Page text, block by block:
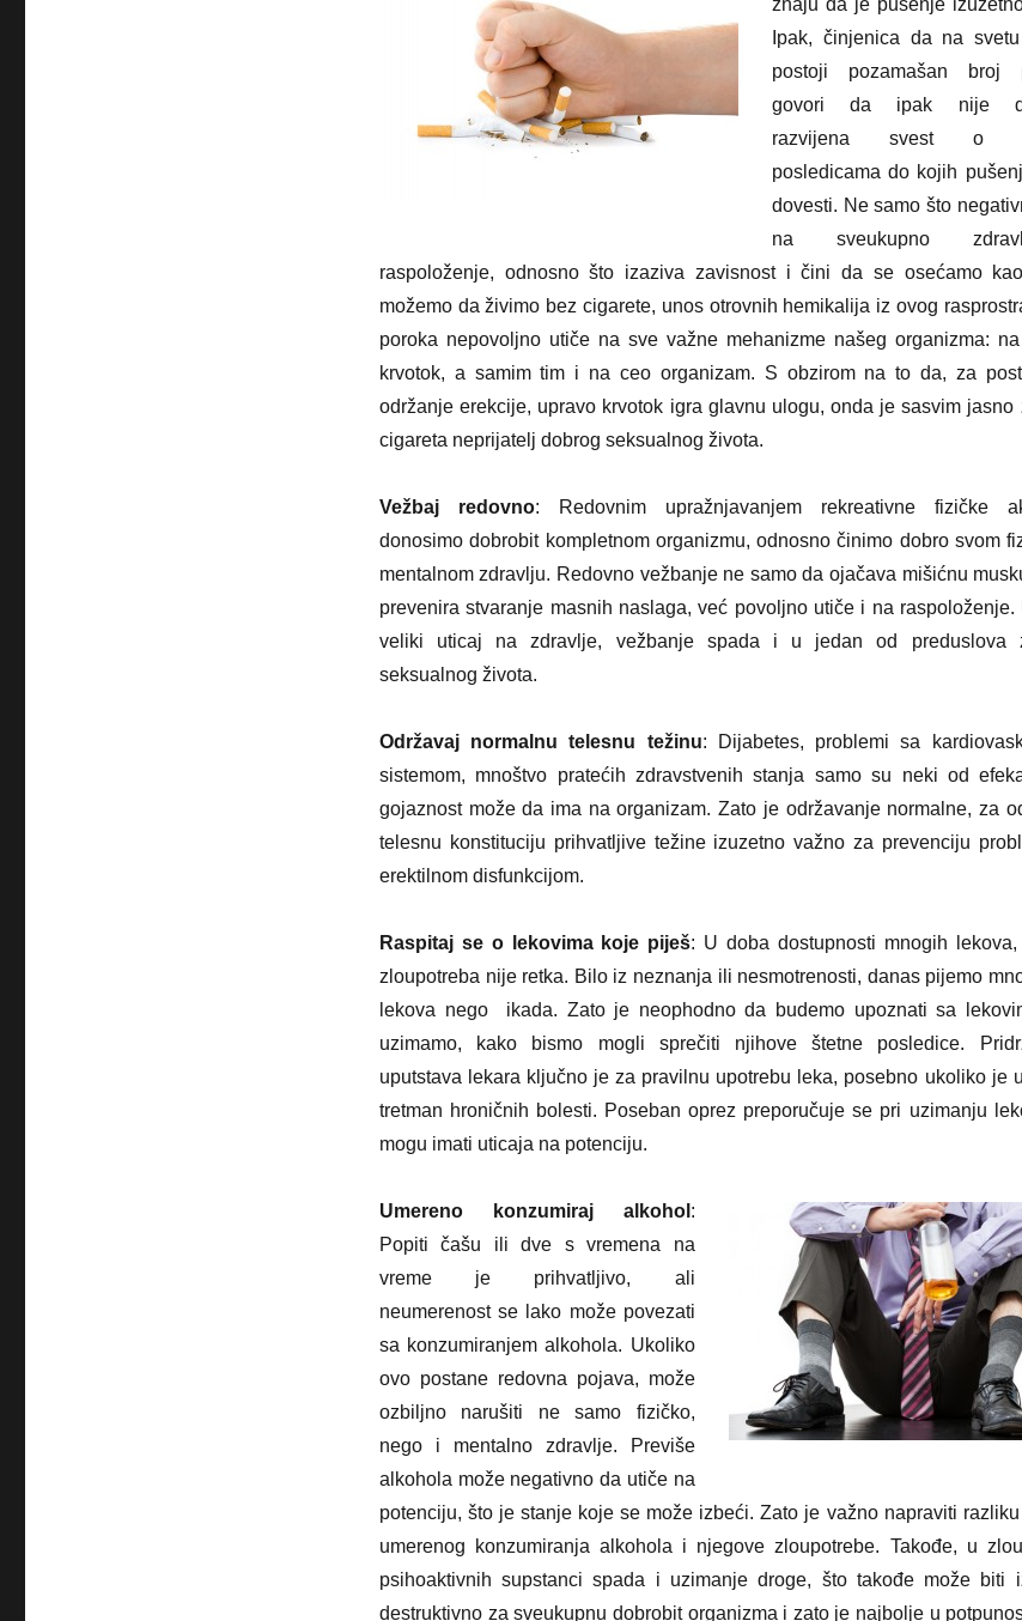
znaju da je pušenje
Ipak, činjenica da na
postoji pozamašan broj
govori da ipak nije
razvijena svest o
posledicama do kojih
dovesti. Ne samo što
na sveukupno
raspoloženje, odnosno što izaziva zavisnost i čini da se osećamo
možemo da živimo bez cigarete, unos otrovnih hemikalija iz ovog
poroka nepovoljno utiče na sve važne mehanizme našeg organizma:
krvotok, a samim tim i na ceo organizam. S obzirom na to da, za
održanje erekcije, upravo krvotok igra glavnu ulogu, onda je sasvim jasno
cigareta neprijatelj dobrog seksualnog života.
Vežbaj redovno: Redovnim upražnjavanjem rekreativne fizičke
donosimo dobrobit kompletnom organizmu, odnosno činimo dobro svom
mentalnom zdravlju. Redovno vežbanje ne samo da ojačava mišićnu
prevenira stvaranje masnih naslaga, već povoljno utiče i na raspoloženje.
veliki uticaj na zdravlje, vežbanje spada i u jedan od preduslova
seksualnog života.
Održavaj normalnu telesnu težinu: Dijabetes, problemi sa
sistemom, mnoštvo pratećih zdravstvenih stanja samo su neki od
gojaznost može da ima na organizam. Zato je održavanje normalne, za
telesnu konstituciju prihvatljive težine izuzetno važno za prevenciju
erektilnom disfunkcijom.
Raspitaj se o lekovima koje piješ: U doba dostupnosti mnogih lekova,
zloupotreba nije retka. Bilo iz neznanja ili nesmotrenosti, danas pijemo
lekova nego ikada. Zato je neophodno da budemo upoznati sa
uzimamo, kako bismo mogli sprečiti njihove štetne posledice.
uputstava lekara ključno je za pravilnu upotrebu leka, posebno ukoliko je
tretman hroničnih bolesti. Poseban oprez preporučuje se pri uzimanju
mogu imati uticaja na potenciju.
Umereno konzumiraj alkohol :
Popiti čašu ili dve s vremena na
vreme je prihvatljivo, ali
neumerenost se lako može povezati
sa konzumiranjem alkohola. Ukoliko
ovo postane redovna pojava, može
ozbiljno narušiti ne samo fizičko,
nego i mentalno zdravlje. Previše
alkohola može negativno da utiče na
potenciju, što je stanje koje se može izbeći. Zato je važno napraviti
umerenog konzumiranja alkohola i njegove zloupotrebe. Takođe, u
psihoaktivnih supstanci spada i uzimanje droge, što takođe može biti
destruktivno za sveukupnu dobrobit organizma i zato je najbolje u